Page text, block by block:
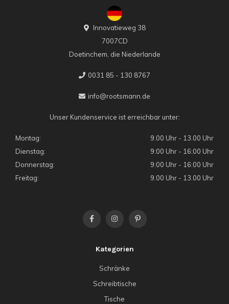
Innovatieweg 38
7007CD
Doetinchem, die Niederlande
0031 85 - 130 8767
info@rootsmann.de
Unser Kundenservice ist erreichbar unter:
Montag:
9.00 Uhr - 13.00 Uhr
Dienstag:
9:00 Uhr - 16:00 Uhr
Donnerstag:
9:00 Uhr - 16:00 Uhr
Freitag:
9.00 Uhr - 13.00 Uhr
Kategorien
Schränke
Schreibtische
Tische